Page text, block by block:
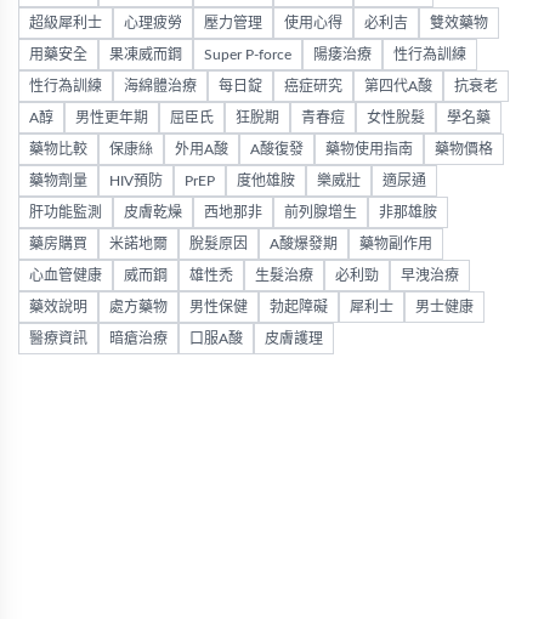
超級犀利士 心理疲勞 壓力管理 使用心得 必利吉 雙效藥物
用藥安全 果凍威而鋼 Super P-force 陽痿治療 性行為訓練
性行為訓練 海綿體治療 每日錠 癌症研究 第四代A酸 抗衰老
A醇 男性更年期 屈臣氏 狂脫期 青春痘 女性脫髮 學名藥
藥物比較 保康絲 外用A酸 A酸復發 藥物使用指南 藥物價格
藥物劑量 HIV預防 PrEP 度他雄胺 樂威壯 適尿通
肝功能監測 皮膚乾燥 西地那非 前列腺增生 非那雄胺
藥房購買 米諾地爾 脫髮原因 A酸爆發期 藥物副作用
心血管健康 威而鋼 雄性禿 生髮治療 必利勁 早洩治療
藥效說明 處方藥物 男性保健 勃起障礙 犀利士 男士健康
醫療資訊 暗瘡治療 口服A酸 皮膚護理